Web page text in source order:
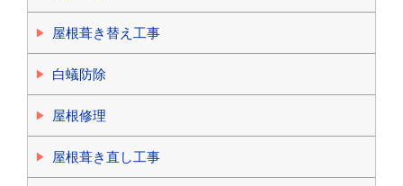
屋根葺き替え工事
白蟻防除
屋根修理
屋根葺き直し工事